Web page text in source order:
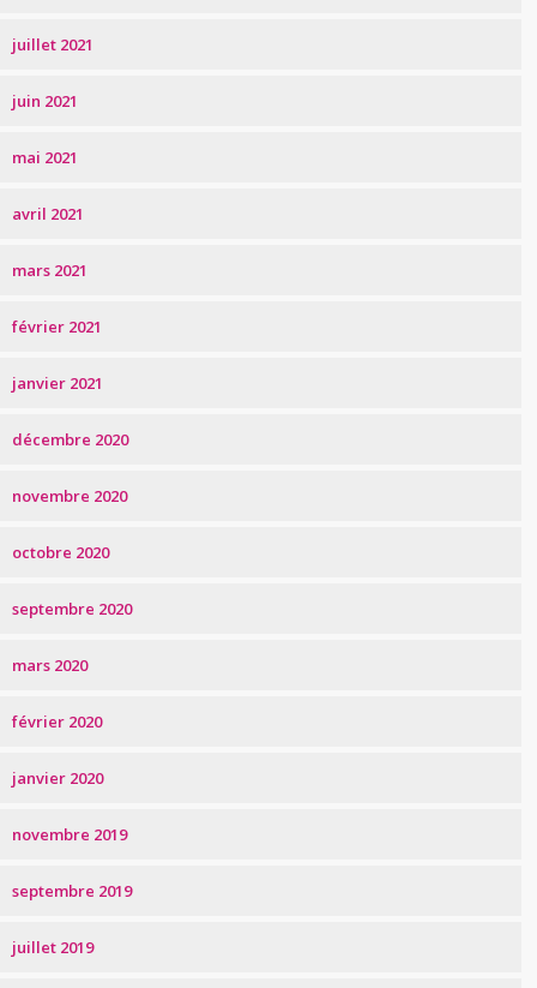
juillet 2021
juin 2021
mai 2021
avril 2021
mars 2021
février 2021
janvier 2021
décembre 2020
novembre 2020
octobre 2020
septembre 2020
mars 2020
février 2020
janvier 2020
novembre 2019
septembre 2019
juillet 2019